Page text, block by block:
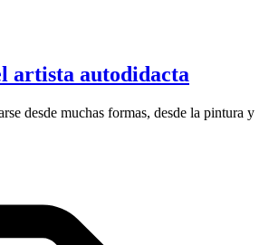
artista autodidacta
desde muchas formas, desde la pintura y